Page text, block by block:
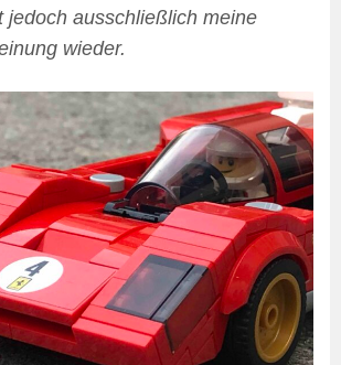
jedoch ausschließlich meine
wieder.